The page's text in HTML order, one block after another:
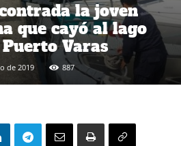
la joven
que cayó al lago
Varas
de 2019 887